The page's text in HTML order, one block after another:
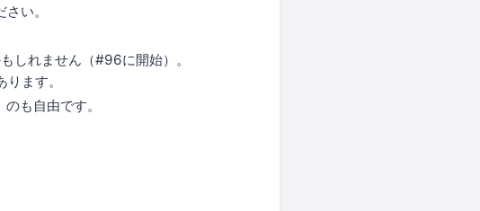
い。
しれません（#96に開始）。
ます。
も自由です。